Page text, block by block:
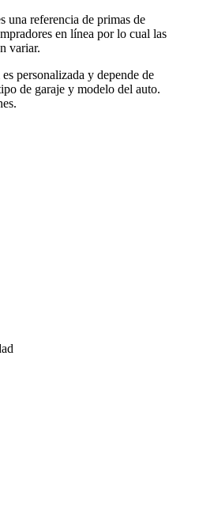
una referencia de primas de
en línea por lo cual las
variar.
personalizada y depende de
de garaje y modelo del auto.